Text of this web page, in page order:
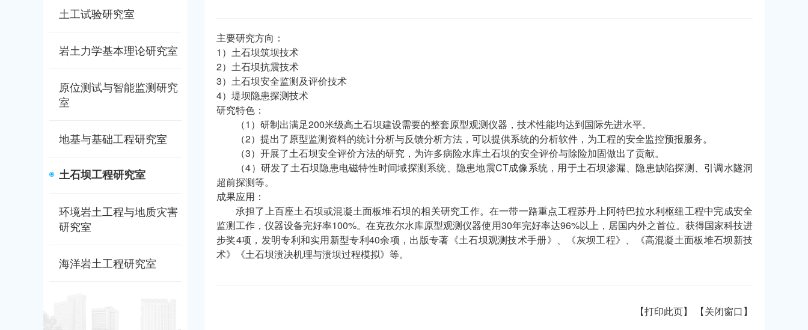
土工试验研究室
岩土力学基本理论研究室
原位测试与智能监测研究
室
地基与基础工程研究室
土石坝工程研究室
环境岩土工程与地质灾害
研究室
海洋岩土工程研究室
主要研究方向：
1）土石坝筑坝技术
2）土石坝抗震技术
3）土石坝安全监测及评价技术
4）堤坝隐患探测技术
研究特色：
（1）研制出满足200米级高土石坝建设需要的整套原型观测仪器，技术性能均达到国际先进水平。
（2）提出了原型监测资料的统计分析与反馈分析方法，可以提供系统的分析软件，为工程的安全监控预报服务。
（3）开展了土石坝安全评价方法的研究，为许多病险水库土石坝的安全评价与除险加固做出了贡献。
（4）研发了土石坝隐患电磁特性时间域探测系统、隐患地震CT成像系统，用于土石坝渗漏、隐患缺陷探测、引调水隧洞
超前探测等。
成果应用：
承担了上百座土石坝或混凝土面板堆石坝的相关研究工作。在一带一路重点工程苏丹上阿特巴拉水利枢纽工程中完成安全
监测工作，仪器设备完好率100%。在克孜尔水库原型观测仪器使用30年完好率达96%以上，居国内外之首位。获得国家科技进
步奖4项，发明专利和实用新型专利40余项，出版专著《土石坝观测技术手册》、《灰坝工程》、《高混凝土面板堆石坝新技
术》《土石坝溃决机理与溃坝过程模拟》等。
【打印此页】 【关闭窗口】